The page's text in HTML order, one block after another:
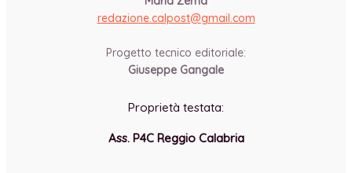
redazione.calpost@gmail.com
Progetto tecnico editoriale:
Giuseppe Gangale
Proprietà testata:
Ass. P4C Reggio Calabria